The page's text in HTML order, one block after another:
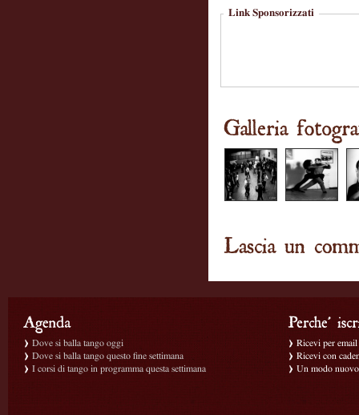
Link Sponsorizzati
Dove si balla tango oggi
Dove si balla tango questo fine settimana
I corsi di tango in programma questa settimana
Ricevi per
Ricevi con
Un modo